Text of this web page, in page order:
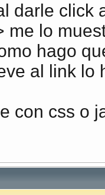
darle click
me lo
hago
al link lo
con css o